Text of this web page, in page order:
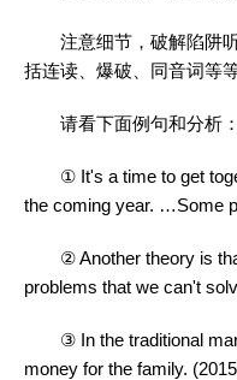
注意细节，破解陷阱听
括连读、爆破、同音词等
请看下面例句和分析：
① It's a time to get
the coming year. …Some
② Another theory is
problems that we can't
③ In the traditional
money for the family.